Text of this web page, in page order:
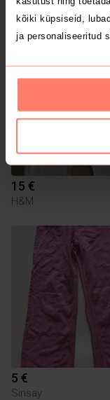
kõiki küpsiseid,
ja personaliseeritud
15 €
H&M
5 €
Sinsay